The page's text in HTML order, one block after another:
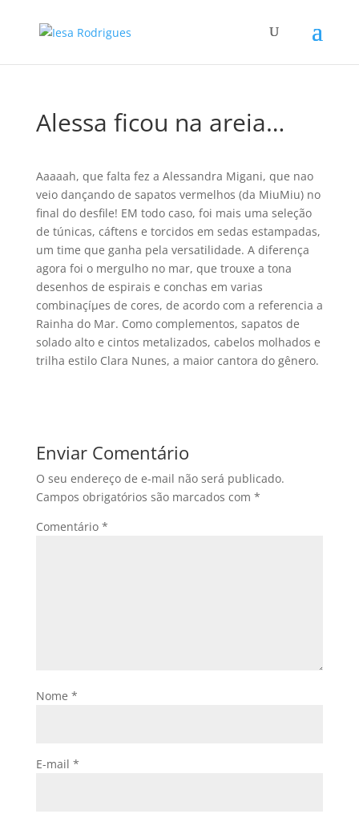
Alessa ficou na areia…
Aaaaah, que falta fez a Alessandra Migani, que nao
veio dançando de sapatos vermelhos (da MiuMiu) no
final do desfile! EM todo caso, foi mais uma seleção
de túnicas, cáftens e torcidos em sedas estampadas,
um time que ganha pela versatilidade. A diferença
agora foi o mergulho no mar, que trouxe a tona
desenhos de espirais e conchas em varias
combinaçíµes de cores, de acordo com a referencia a
Rainha do Mar. Como complementos, sapatos de
solado alto e cintos metalizados, cabelos molhados e
trilha estilo Clara Nunes, a maior cantora do gênero.
Enviar Comentário
O seu endereço de e-mail não será publicado.
Campos obrigatórios são marcados com *
Comentário *
Nome *
E-mail *